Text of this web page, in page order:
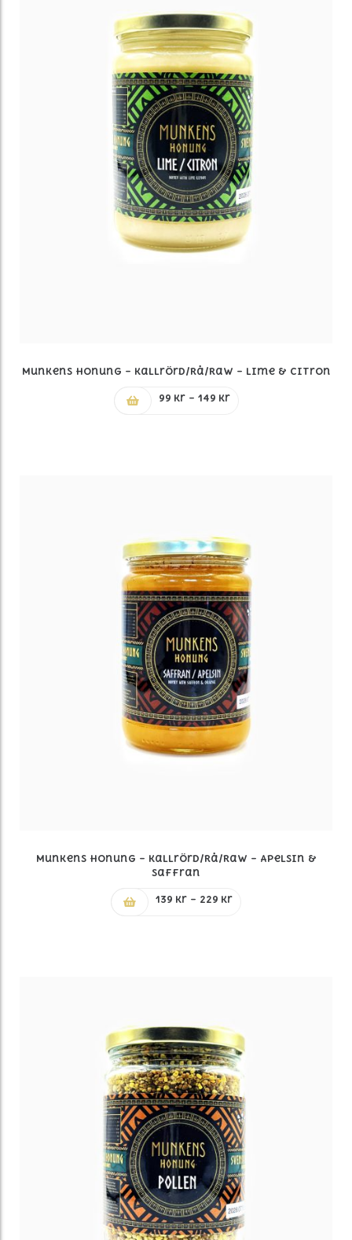
Munkens Honung – Kallrörd/Rå/Raw – Lime & Citron
99 kr – 149 krPrisintervall:
Munkens Honung – Kallrörd/Rå/Raw – Apelsin &
Saffran
139 kr – 229 krPrisintervall: